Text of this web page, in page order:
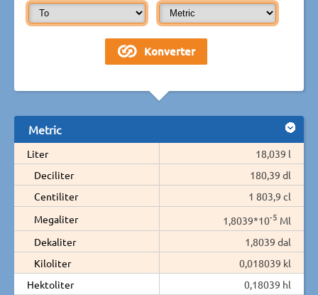
Metric
Liter
18,039 l
Deciliter
180,39 dl
Centiliter
1 803,9 cl
Megaliter
1,8039*10-5 Ml
Dekaliter
1,8039 dal
Kiloliter
0,018039 kl
Hektoliter
0,18039 hl